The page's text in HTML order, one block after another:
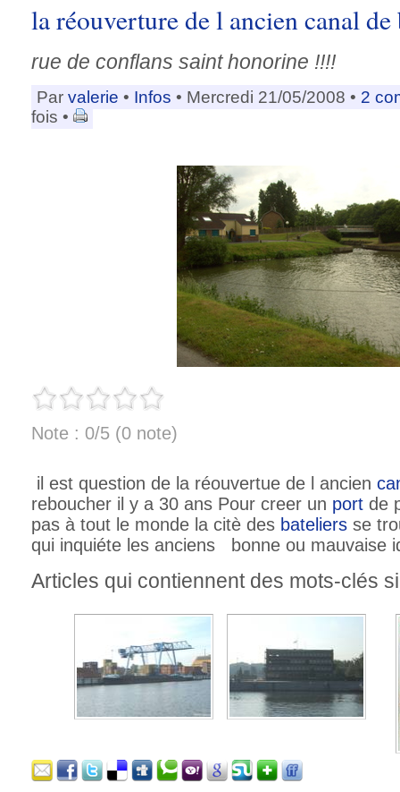
la réouverture de l ancien canal de
rue de conflans saint honorine !!!!
Par valerie • Infos • Mercredi 21/05/2008 • 2
fois •
Note : 0/5 (0 note)
il est question de la réouvertue de l ancien
reboucher il y a 30 ans Pour creer un port de
pas à tout le monde la citè des bateliers se
qui inquiéte les anciens bonne ou mauvaise
Articles qui contiennent des mots-clés